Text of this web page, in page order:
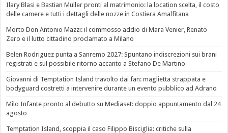
Ilary Blasi e Bastian Müller pronti al matrimonio: la location scelta, il costo
delle camere e tutti i dettagli delle nozze in Costiera Amalfitana
Morto Don Antonio Mazzi: il commosso addio di Mara Venier, Renato
Zero e il lutto cittadino proclamato a Milano
Belen Rodriguez punta a Sanremo 2027: Spuntano indiscrezioni sui brani
registrati e sul possibile ritorno accanto a Stefano De Martino
Giovanni di Temptation Island travolto dai fan: maglietta strappata e
bodyguard costretti a intervenire durante un evento pubblico ad Adrano
Milo Infante pronto al debutto su Mediaset: doppio appuntamento dal 24
agosto
Temptation Island, scoppia il caso Filippo Bisciglia: critiche sulla